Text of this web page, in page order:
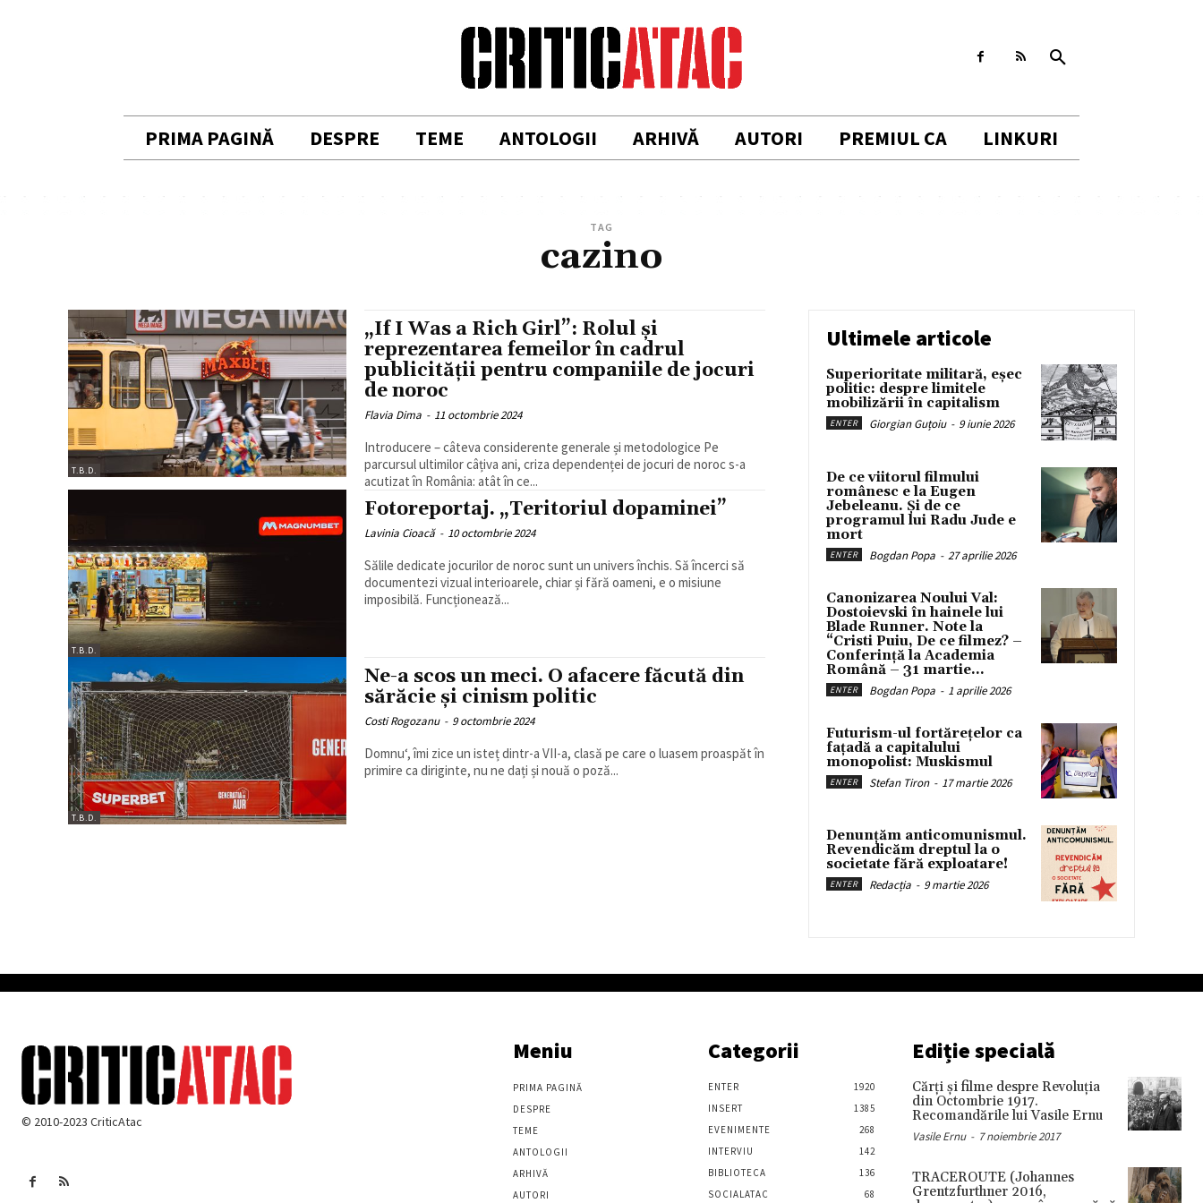
PRIMA PAGINĂ DESPRE TEME ANTOLOGII ARHIVĂ AUTORI PREMIUL CA LINKURI
TAG
cazino
T.B.D.
„If I Was a Rich Girl”: Rolul și
reprezentarea femeilor în cadrul
publicității pentru companiile de jocuri
de noroc
Flavia Dima - 11 octombrie 2024
Introducere – câteva considerente generale și metodologice Pe
parcursul ultimilor câțiva ani, criza dependenței de jocuri de noroc s-a
acutizat în România: atât în ce...
T.B.D.
Fotoreportaj. „Teritoriul dopaminei”
Lavinia Cioacă - 10 octombrie 2024
Sălile dedicate jocurilor de noroc sunt un univers închis. Să încerci să
documentezi vizual interioarele, chiar și fără oameni, e o misiune
imposibilă. Funcționează...
T.B.D.
Ne-a scos un meci. O afacere făcută din
sărăcie și cinism politic
Costi Rogozanu - 9 octombrie 2024
Domnu‘, îmi zice un isteț dintr-a VII-a, clasă pe care o luasem proaspăt în
primire ca diriginte, nu ne dați și nouă o poză...
Ultimele articole
Superioritate militară, eșec
politic: despre limitele
mobilizării în capitalism
ENTER Giorgian Guțoiu - 9 iunie 2026
De ce viitorul filmului
românesc e la Eugen
Jebeleanu. Și de ce
programul lui Radu Jude e
mort
ENTER Bogdan Popa - 27 aprilie 2026
Canonizarea Noului Val:
Dostoievski în hainele lui
Blade Runner. Note la
“Cristi Puiu, De ce filmez? –
Conferință la Academia
Română – 31 martie...
ENTER Bogdan Popa - 1 aprilie 2026
Futurism-ul fortărețelor ca
fațadă a capitalului
monopolist: Muskismul
ENTER Stefan Tiron - 17 martie 2026
Denunțăm anticomunismul.
Revendicăm dreptul la o
societate fără exploatare!
ENTER Redacția - 9 martie 2026
© 2010-2023 CriticAtac
Meniu
PRIMA PAGINĂ
DESPRE
TEME
ANTOLOGII
ARHIVĂ
AUTORI
Categorii
ENTER
1920
INSERT
1385
EVENIMENTE
268
INTERVIU
142
BIBLIOTECA
136
SOCIALATAC
68
Ediție specială
Cărţi şi filme despre Revoluţia
din Octombrie 1917.
Recomandările lui Vasile Ernu
Vasile Ernu - 7 noiembrie 2017
TRACEROUTE (Johannes
Grentzfurthner 2016,